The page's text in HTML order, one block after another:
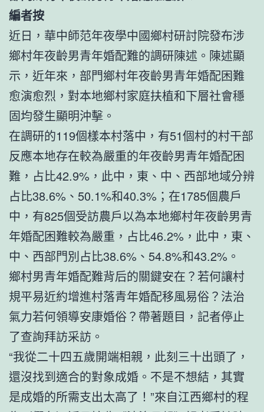
編者按
近日，華中師范年夜學中國鄉村研討院發布涉
鄉村年夜齡男青年婚配難的調研陳述。陳述顯
示，近年來，部門鄉村年夜齡男青年婚配困難
愈演愈烈，對本地鄉村家庭扶植和下層社會穩
固均發生顯明沖擊。
在調研的119個樣本村落中，有51個村的村干部
反應本地存在較為嚴重的年夜齡男青年婚配困
難，占比42.9%，此中，東、中、西部地域分辨
占比38.6%、50.1%和40.3%；在1785個農戶
中，有825個受訪農戶以為本地鄉村年夜齡男青
年婚配困難較為嚴重，占比46.2%，此中，東、
中、西部門別占比38.6%、54.8%和43.2%。
鄉村男青年婚配難背后的關鍵安在？若何讓村
規平易近約增進村落青年婚配移風易俗？法治
氣力若何領導安康婚俗？帶著題目，記者停止
了查詢拜訪采訪。
“我從二十四五歲開端相親，此刻三十出頭了，
還沒找到適合的對象成婚。不是不想結，其實
是成婚的所需支出太高了！”來自江西鄉村的程